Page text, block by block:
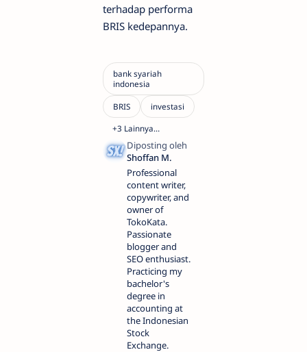
terhadap performa
BRIS kedepannya.
Professional
content writer,
copywriter, and
owner of
TokoKata.
Passionate
blogger and
SEO enthusiast.
Practicing my
bachelor's
degree in
accounting at
the Indonesian
Stock
Exchange.